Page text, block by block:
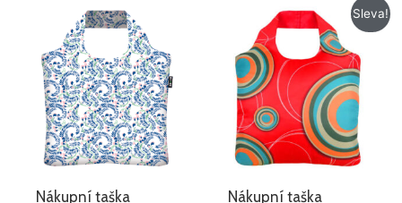
Nákupní taška
Sleva!
Nákupní taška
Původní
cena
259 Kč.
Aktuální
cena
je:
169 Kč.